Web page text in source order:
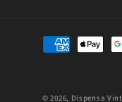
Payment
methods
© 2026, Dispensa